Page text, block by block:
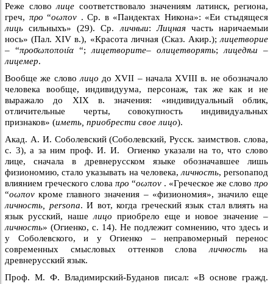
Реже слово лице соответствовало значениям латинск, региона,
греч, προ“οωπον . Ср. в «Пандектах Никона»: «Еи стыдящеся
лиць сильныхъ» (29). Ср. личныи:Лицнаячасть наричаемыи
нось» (Пал. XIV в.), «Красота личная (Сказ. Акир.); лицетворие
– “προσωποποιíα “; лицетворите– олицетворять; лицедѣи –
лицемер.
Вообще же слово лицо до XVII – начала XVIII в. не обозначало
человека вообще, индивидуума, персонаж, так же как и не
выражало до XIX в. значения: «индивидуальный облик,
отличительные черты, совокупность индивидуальных
признаков» (иметь, приобрести свое лицо).
Акад. А. И. Соболевский (Соболевский, Русск. заимствов. слова,
с. 3), а за ним проф. И. И. Огиенко указали на то, что слово
лице, сначала в древнерусском языке обозначавшее лишь
физиономию, стало указывать на человека, личность, personaпод
влиянием греческого слова προ “οωπον . «Греческое же слово προ
“οωπονкроме главного значения – «физиономия», значило еще
личность, persona. И вот, когда греческий язык стал влиять на
язык русский, наше лицо приобрело еще и новое значение –
личность» (Огиенко, с. 14). Не подлежит сомнению, что здесь и
у Соболевского, и у Огиенко – неправомерный перенос
современных смысловых оттенков словаличность на
древнерусский язык.
Проф. М. Ф. Владимирский-Буданов писал: «В основе гражд.